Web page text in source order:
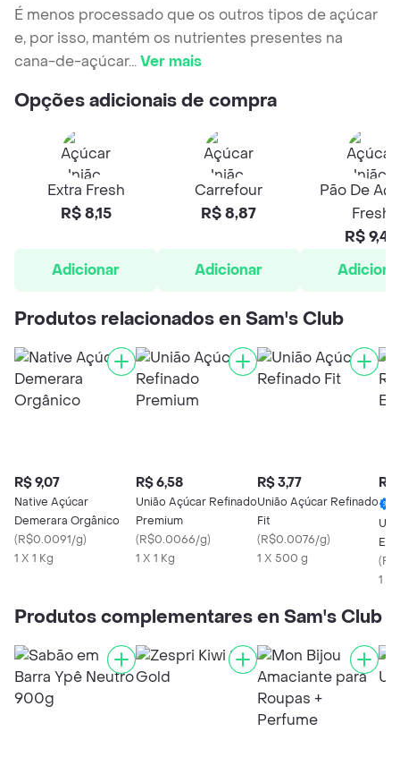
É menos processado que os outros tipos de açúcar
e, por isso, mantém os nutrientes presentes na
cana-de-açúcar...Ver mais
Opções adicionais de compra
Extra Fresh
R$ 8,15
Adicionar
Carrefour
R$ 8,87
Adicionar
Pão De
Fresh
R$ 9,48
Produtos relacionados en Sam's Club
R$ 9,07
Native Açúcar
Demerara Orgânico
(R$0.0091/g)
1 X 1 Kg
R$ 6,58
União Açúcar Refinado
Premium
(R$0.0066/g)
1 X 1 Kg
R$ 3,77
União Açúcar Refinado
Fit
(R$0.0076/g)
1 X 500 g
R$
(
1 X
Produtos complementares en Sam's Club